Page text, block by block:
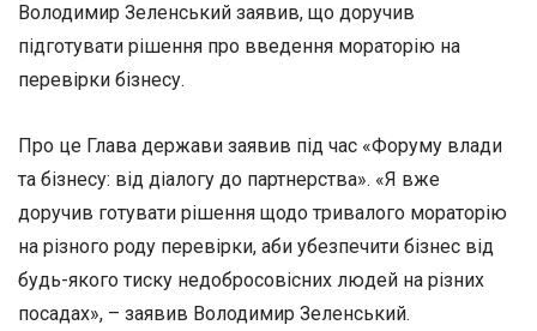
Володимир Зеленський заявив, що доручив
підготувати рішення про введення мораторію на
перевірки бізнесу.
Про це Глава держави заявив під час «Форуму влади
та бізнесу: від діалогу до партнерства». «Я вже
доручив готувати рішення щодо тривалого мораторію
на різного роду перевірки, аби убезпечити бізнес від
будь-якого тиску недобросовісних людей на різних
посадах», – заявив Володимир Зеленський.